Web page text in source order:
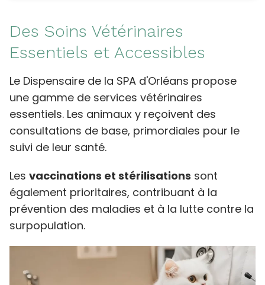
Des Soins Vétérinaires
Essentiels et Accessibles
Le Dispensaire de la SPA d'Orléans propose
une gamme de services vétérinaires
essentiels. Les animaux y reçoivent des
consultations de base, primordiales pour le
suivi de leur santé.
Les vaccinations et stérilisations sont
également prioritaires, contribuant à la
prévention des maladies et à la lutte contre la
surpopulation.